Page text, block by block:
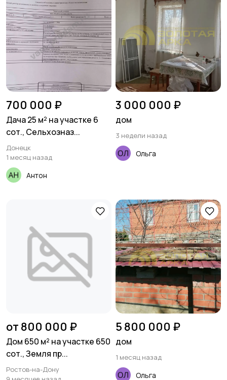
700 000 ₽
Дача 25 м² на участке 6
сот., Сельхозназ...
Донецк
1 месяц назад
Антон
3 000 000 ₽
дом
3 недели назад
Ольга
от 800 000 ₽
Дом 650 м² на участке 650
сот., Земля пр...
Ростов-на-Дону
5 800 000 ₽
дом
1 месяц назад
Ольга